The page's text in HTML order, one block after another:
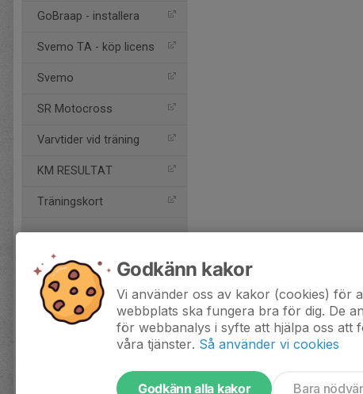
GoBraap - installera
Svemo TA - köp licens
Svemo
SR Motocross
Varvtider vid träning
KM RESULTAT
Träningskort
Godkänn kakor
Vi använder oss av kakor (cookies) för
webbplats ska fungera bra för dig. De
för webbanalys i syfte att hjälpa oss att
våra tjänster. Så använder vi cookies
Godkänn alla kakor Bara